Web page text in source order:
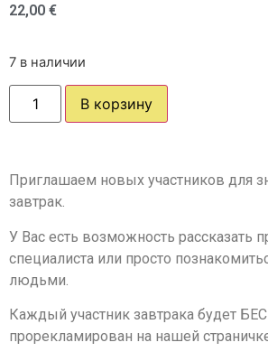
22,00 €
7 в наличии
В корзину
Приглашаем новых участников для
завтрак.
У Вас есть возможность рассказать
специалиста или просто
людьми.
Каждый участник завтрака будет
прорекламирован на нашей